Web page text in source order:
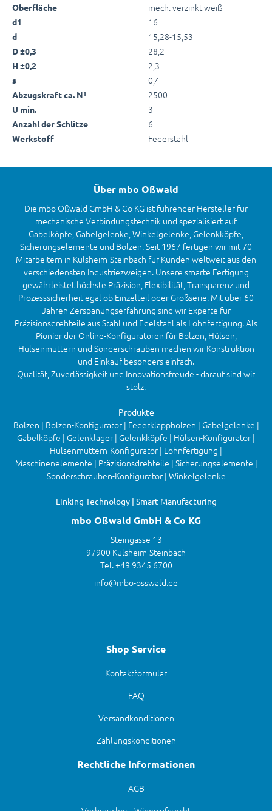
Oberfläche mech. verzinkt weiß
d1 16
d 15,28-15,53
D ±0,3 28,2
H ±0,2 2,3
s 0,4
Abzugskraft ca. N¹ 2500
U min. 3
Anzahl der Schlitze 6
Werkstoff Federstahl
Über mbo Oßwald
Die mbo Oßwald GmbH & Co KG ist führender Hersteller für
mechanische Verbindungstechnik und spezialisiert auf
Gabelköpfe, Gabelgelenke, Winkelgelenke, Gelenkköpfe,
Sicherungselemente und Bolzen. Seit 1967 fertigen wir mit 70
Mitarbeitern in Külsheim-Steinbach für Kunden weltweit aus den
verschiedensten Industriezweigen. Unsere smarte Fertigung
gewährleistet höchste Präzision, Flexibilität, Transparenz und
Prozesssicherheit egal ob Einzelteil oder Großserie. Mit über 60
Jahren Zerspanungserfahrung sind wir Experte für
Präzisionsdrehteile aus Stahl und Edelstahl als Lohnfertigung. Als
Pionier der Online-Konfiguratoren für Bolzen, Hülsen,
Hülsenmuttern und Sonderschrauben machen wir Konstruktion
und Einkauf besonders einfach.
Qualität, Zuverlässigkeit und Innovationsfreude - darauf sind wir
stolz.
Produkte
Bolzen | Bolzen-Konfigurator | Federklappbolzen | Gabelgelenke |
Gabelköpfe | Gelenklager | Gelenkköpfe | Hülsen-Konfigurator |
Hülsenmuttern-Konfigurator | Lohnfertigung |
Maschinenelemente | Präzisionsdrehteile | Sicherungselemente |
Sonderschrauben-Konfigurator | Winkelgelenke
Linking Technology | Smart Manufacturing
mbo Oßwald GmbH & Co KG
Steingasse 13
97900 Külsheim-Steinbach
Tel. +49 9345 6700
info@mbo-osswald.de
Shop Service
Kontaktformular
FAQ
Versandkonditionen
Zahlungskonditionen
Rechtliche Informationen
AGB